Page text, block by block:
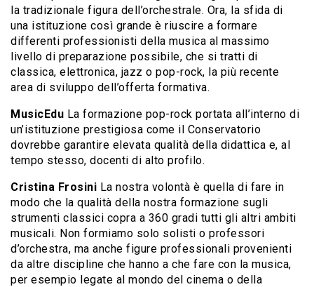
la tradizionale figura dell’orchestrale. Ora, la sfida di
una istituzione così grande è riuscire a formare
differenti professionisti della musica al massimo
livello di preparazione possibile, che si tratti di
classica, elettronica, jazz o pop-rock, la più recente
area di sviluppo dell’offerta formativa.
MusicEdu La formazione pop-rock portata all’interno di
un’istituzione prestigiosa come il Conservatorio
dovrebbe garantire elevata qualità della didattica e, al
tempo stesso, docenti di alto profilo.
Cristina Frosini La nostra volontà è quella di fare in
modo che la qualità della nostra formazione sugli
strumenti classici copra a 360 gradi tutti gli altri ambiti
musicali. Non formiamo solo solisti o professori
d’orchestra, ma anche figure professionali provenienti
da altre discipline che hanno a che fare con la musica,
per esempio legate al mondo del cinema o della